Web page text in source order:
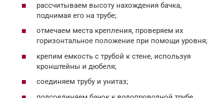
рассчитываем высоту нахождения бачка,
поднимая его на трубе;
отмечаем места крепления, проверяем их
горизонтальное положение при помощи уровня;
крепим емкость с трубой к стене, используя
кронштейны и дюбеля;
соединяем трубу и унитаз;